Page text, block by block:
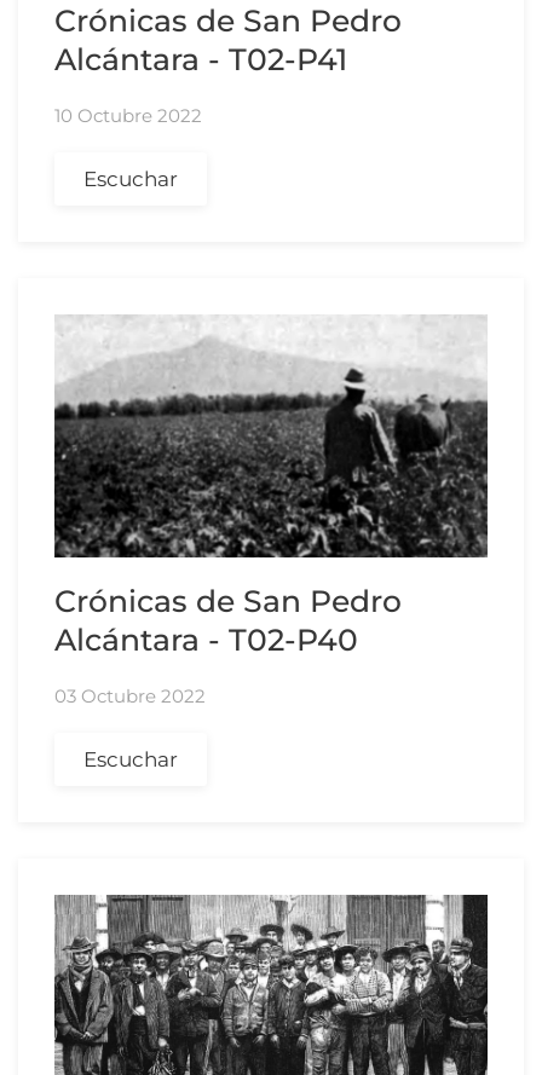
Crónicas de San Pedro
Alcántara - T02-P41
10 Octubre 2022
Escuchar
Crónicas de San Pedro
Alcántara - T02-P40
03 Octubre 2022
Escuchar